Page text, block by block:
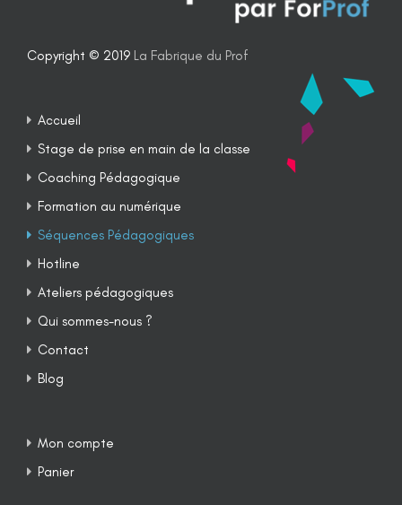
Copyright © 2019 La Fabrique du Prof
Accueil
Stage de prise en main de la classe
Coaching Pédagogique
Formation au numérique
Séquences Pédagogiques
Hotline
Ateliers pédagogiques
Qui sommes-nous ?
Contact
Blog
Mon compte
Panier